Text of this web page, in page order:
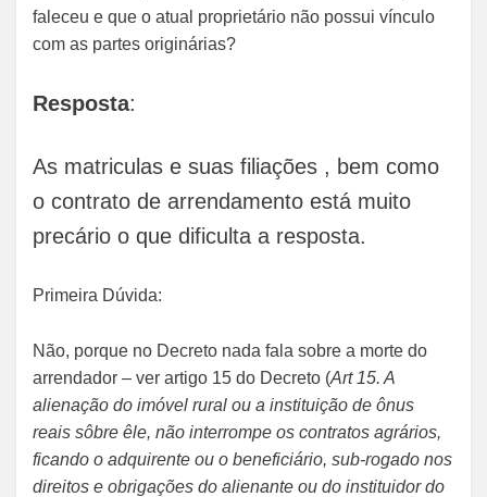
faleceu e que o atual proprietário não possui vínculo
com as partes originárias?
Resposta:
As matriculas e suas filiações , bem como
o contrato de arrendamento está muito
precário o que dificulta a resposta.
Primeira Dúvida:
Não, porque no Decreto nada fala sobre a morte do
arrendador – ver artigo 15 do Decreto (Art 15. A
alienação do imóvel rural ou a instituição de ônus
reais sôbre êle, não interrompe os contratos agrários,
ficando o adquirente ou o beneficiário, sub-rogado nos
direitos e obrigações do alienante ou do instituidor do